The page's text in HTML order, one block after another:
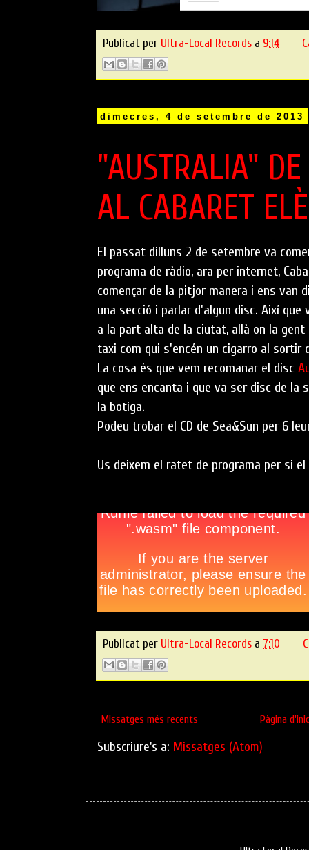
Publicat per Ultra-Local Records a 9:14
dimecres, 4 de setembre de 2013
"AUSTRALIA"
AL CABARET
El passat dilluns 2 de setembre va
programa de ràdio, ara per internet,
començar de la pitjor manera i ens van
una secció i parlar d'algun disc. Així
a la part alta de la ciutat, allà on la
taxi com qui s'encén un cigarro al sortir
La cosa és que vem recomanar el disc
que ens encanta i que va ser disc de la
la botiga.
Podeu trobar el CD de Sea&Sun per 6
Us deixem el ratet de programa per si
Publicat per Ultra-Local Records a 7:10
Missatges més recents Pàgina
Subscriure's a: Missatges (Atom)